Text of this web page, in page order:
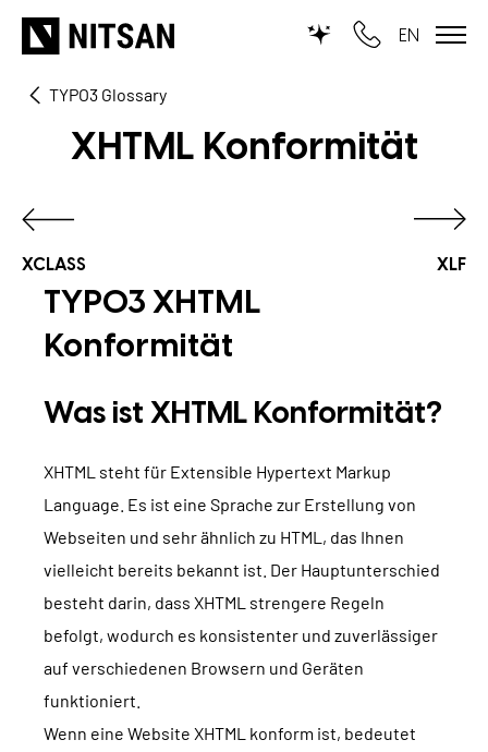
EN
WIR MACHEN TYPO3...
LEISTUNGEN
TYPO3 Entwicklung
TYPO3 Upgrade Service
TYPO3 Barrierefreiheit
TYPO3 Barrierefreiheit Testen
TYPO3 Freelancer
REFERENZEN
UNSERE PREISE
WIR SIND NITSAN
Über uns
Jobs
T3PLANET
TYPO3 Templates
AI Universe
TYPO3 Glossary
XHTML Konformität
XCLASS XLF
TYPO3 XHTML
Konformität
Was ist XHTML Konformität?
XHTML steht für Extensible Hypertext Markup
Language. Es ist eine Sprache zur Erstellung von
Webseiten und sehr ähnlich zu HTML, das Ihnen
vielleicht bereits bekannt ist. Der Hauptunterschied
besteht darin, dass XHTML strengere Regeln
befolgt, wodurch es konsistenter und zuverlässiger
auf verschiedenen Browsern und Geräten
funktioniert.
Wenn eine Website XHTML konform ist, bedeutet